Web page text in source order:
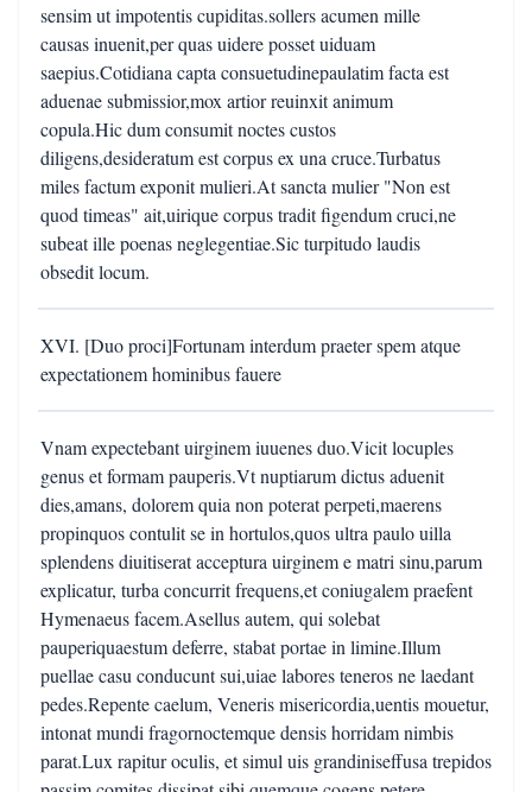
sensim ut impotentis cupiditas.sollers acumen mille
causas inuenit,per quas uidere posset uiduam
saepius.Cotidiana capta consuetudinepaulatim facta est
aduenae submissior,mox artior reuinxit animum
copula.Hic dum consumit noctes custos
diligens,desideratum est corpus ex una cruce.Turbatus
miles factum exponit mulieri.At sancta mulier "Non est
quod timeas" ait,uirique corpus tradit figendum cruci,ne
subeat ille poenas neglegentiae.Sic turpitudo laudis
obsedit locum.
XVI. [Duo proci]Fortunam interdum praeter spem atque
expectationem hominibus fauere
Vnam expectebant uirginem iuuenes duo.Vicit locuples
genus et formam pauperis.Vt nuptiarum dictus aduenit
dies,amans, dolorem quia non poterat perpeti,maerens
propinquos contulit se in hortulos,quos ultra paulo uilla
splendens diuitiserat acceptura uirginem e matri sinu,parum
explicatur, turba concurrit frequens,et coniugalem praefent
Hymenaeus facem.Asellus autem, qui solebat
pauperiquaestum deferre, stabat portae in limine.Illum
puellae casu conducunt sui,uiae labores teneros ne laedant
pedes.Repente caelum, Veneris misericordia,uentis mouetur,
intonat mundi fragornoctemque densis horridam nimbis
parat.Lux rapitur oculis, et simul uis grandiniseffusa trepidos